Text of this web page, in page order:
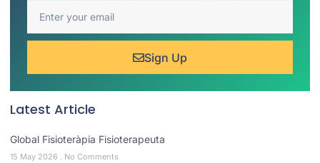
Sign Up
Latest Article
Global Fisioteràpia Fisioterapeuta
15 May 2026 No Comments